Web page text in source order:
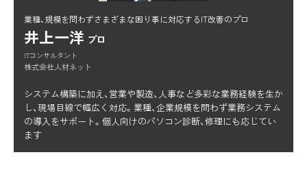
業種、規模を問わずさまざまな困り事に対応するIT改善のプロ
井上一洋 プロ
ITコンサルタント
株式会社人材ネット
システム構築に加え、営業や製造、人事など多彩な業務経験を生か
し、現場目線で幅広く対応。業種、企業規模を問わず業務システム
の導入をサポート。個人向けのパソコン診断、修理にも応じてい
ます